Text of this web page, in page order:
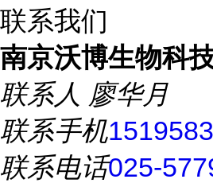
联系我们
南京沃博生物科
联系人 廖华月
联系手机
联系电话025-